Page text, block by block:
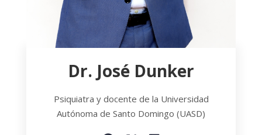
Dr. José Dunker
Psiquiatra y docente de la Universidad
Autónoma de Santo Domingo (UASD)